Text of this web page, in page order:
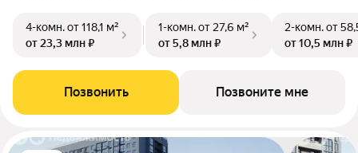
4-комн.от 118,1 м²
от 23,3 млн ₽
1-комн.от 27,6 м²
от 5,8 млн ₽
2-комн.от
от 10,5 млн ₽
Позвонить Позвоните мне